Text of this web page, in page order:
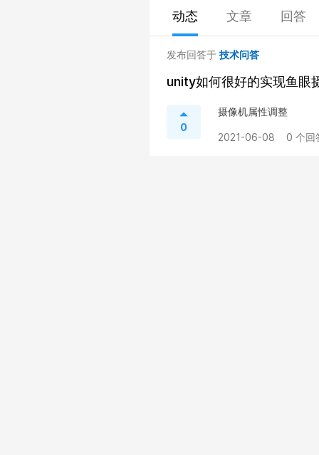
动态 文章 回答
发布回答于 技术问答
unity如何很好的实现鱼眼
0
摄像机属性调整
2021-06-08 0 个回